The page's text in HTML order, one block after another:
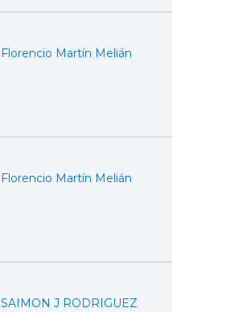
Florencio Martín Melián
Florencio Martín Melián
SAIMON J RODRIGUEZ